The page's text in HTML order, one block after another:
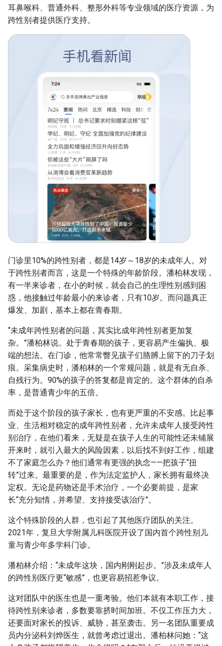
耳鼻喉科、普通外科、整形外科等专业领域的医疗资源，为
跨性别者提供医疗支持。
门诊里10%的跨性别者，都是14岁～18岁的未成年人。对
于跨性别者而言，这是一个特殊的年龄阶段。潘柏林发现，
有一半来诊者，在小的时候，就会自己的生理性别感到困
惑，他接触过年龄最小的来诊者，只有10岁。而问题真正
爆发、加剧，基本上都在青春期。
“未成年跨性别者的问题，其实比成年跨性别者更加复
杂。”潘柏林说。处于青春期的孩子，更容易产生偏执、极
端的想法。在门诊，他常常瞥见孩子们胳膊上留下的刀子划
痕。采集病史时，潘柏林的一个常规问题，就是有无自杀、
自残行为。90%的孩子的答复都是肯定的。这个群体的自杀
率，是普通青少年的五倍。
而处于这个阶段的孩子家长，也有更严重的不安感。比起事
业、生活相对稳定的成年跨性别者，允许未成年人接受跨性
别治疗，在他们看来，无疑是在孩子人生的可能性还未铺展
开来时，就引入最大的风险因素，以后找不到好工作，组建
不了家庭怎么办？他们通常有更强的执念——把孩子“扭
转”过来。最重要的是，作为法定监护人，家长拥有最终决
定权。无论是药物还是手术治疗，一个必要前提，是家
长“充分知情，并希望、支持接受该治疗”。
这个特殊阶段的人群，也引起了其他医疗团队的关注。
2021年，复旦大学附属儿科医院开设了国内首个跨性别儿
童与青少年多学科门诊。
潘柏林介绍：“未成年这块，国内刚刚起步。”涉及未成年人
的跨性别医疗更“敏感”，也更容易招惹争议。
这对团队中的医生也是一重考验。他们本就有本职工作，接
待跨性别来诊者，多数要靠挤时间加班。不仅工作压力大，
还要面对家长的投诉、威胁，甚至袭击。另一名团队重要成
员内分泌科刘烨医生，就曾考虑过退出。潘柏林问她：“这